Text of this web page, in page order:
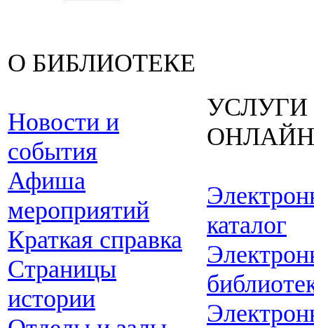
О БИБЛИОТЕКЕ
Новости и
события
Афиша
мероприятий
Краткая справка
Страницы
истории
УСЛУГИ
ОНЛАЙН
каталог